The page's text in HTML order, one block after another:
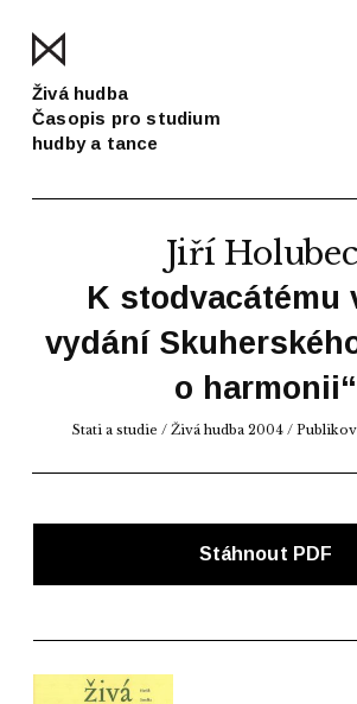
Živá hudba
Časopis pro studium
hudby a tance
Jiří Holubec
K stodvacátému
vydání
o harmonii“
Stati a studie / Živá hudba 2004 /
Stáhnout PDF